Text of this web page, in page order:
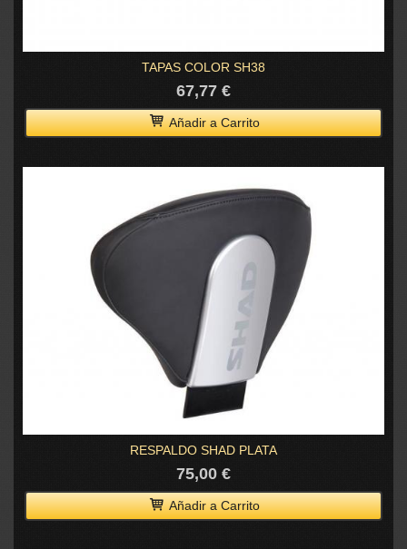
TAPAS COLOR SH38
67,77 €
Añadir a Carrito
RESPALDO SHAD PLATA
75,00 €
Añadir a Carrito